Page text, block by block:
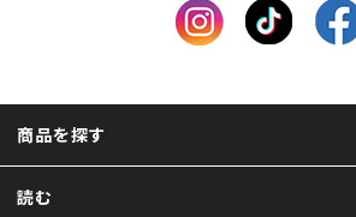
商品を探す
読む